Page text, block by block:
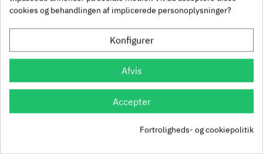
Overblik over varianter
Billed Ref. Montering
anvendelse
Påskruning Udenpåliggende
cookies og behandlingen af implicerede personoplysninger?
Konfigurer
Afvis
Accepter
Fortroligheds- og cookiepolitik